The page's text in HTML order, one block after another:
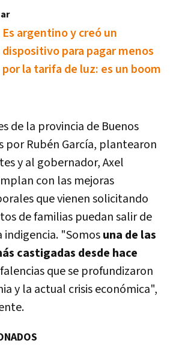
Es argentino y creó un
dispositivo para pagar menos
por la tarifa de luz: es un boom
de la provincia de Buenos
por Rubén García, plantearon
y al gobernador, Axel
con las mejoras
que vienen solicitando
de familias puedan salir de
indigencia. "Somosuna de las
castigadas desde hace
falencias que se profundizaron
y la actual crisis económica",